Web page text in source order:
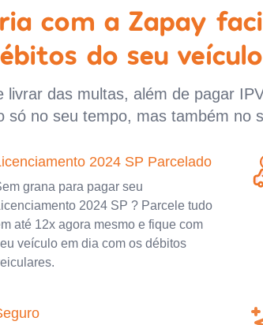
com a Zapay
do seu veículo
das multas, além de pagar
só no seu tempo, mas também no
2024 SP Parcelado
grana para pagar seu
2024 SP ? Parcele tudo
até 12x agora mesmo e fique com
veículo em dia com os débitos